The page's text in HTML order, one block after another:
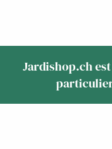
Jardishop.ch